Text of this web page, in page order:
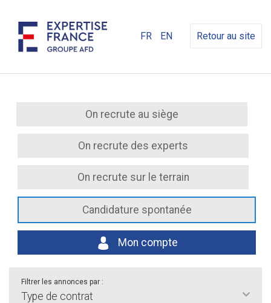
FR EN Retour au site
On recrute au siège
On recrute des experts
On recrute sur le terrain
Candidature spontanée
Mon compte
Filtrer les annonces par :
Type de contrat